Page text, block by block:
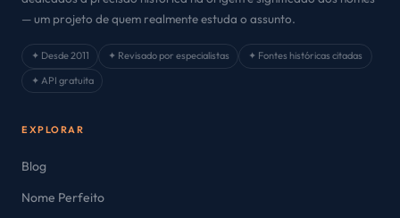
— um projeto de quem realmente estuda o assunto.
✦ Desde 2011 ✦ Revisado por especialistas
✦ Fontes históricas citadas
✦ API gratuita
EXPLORAR
Blog
Nome Perfeito